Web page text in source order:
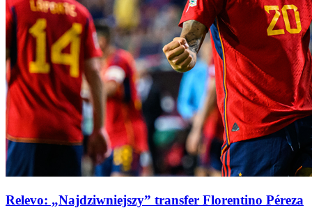
Relevo: „Najdziwniejszy” transfer Florentino Péreza